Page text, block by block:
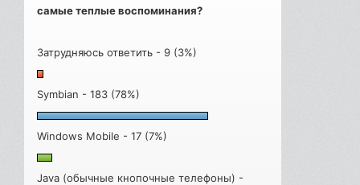
самые теплые воспоминания?
Затрудняюсь ответить - 9 (3%)
Symbian - 183 (78%)
Windows Mobile - 17 (7%)
Java (обычные кнопочные телефоны) -